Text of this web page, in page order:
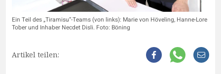
Ein Teil des „Tiramisu“-Teams (von links): Marie von Höveling, Hanne-Lore
Tober und Inhaber Necdet Disli. Foto: Böning
Artikel teilen: